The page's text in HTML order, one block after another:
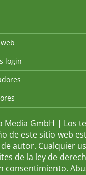
login
Media GmbH | Los
de este sitio web
autor. Cualquier
de la ley de
consentimiento.